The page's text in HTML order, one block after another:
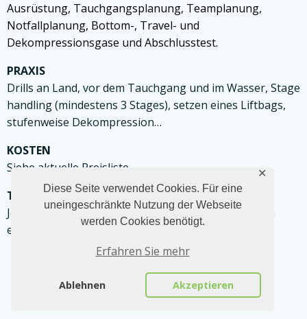
Diese Seite verwendet Cookies. Für eine
uneingeschränkte Nutzung der Webseite
werden Cookies benötigt.
Erfahren Sie mehr
Ablehnen Akzeptieren
✕
Ausrüstung, Tauchgangsplanung, Teamplanung,
Notfallplanung, Bottom-, Travel- und
Dekompressionsgase und Abschlusstest.
PRAXIS
Drills an Land, vor dem Tauchgang und im Wasser, Stage
handling (mindestens 3 Stages), setzen eines Liftbags,
stufenweise Dekompression…
KOSTEN
Siehe aktuelle Preisliste.
TERMINE
Jederzeit – werden gemeinsam mit den Teilnehmern
erstellt/geplant.